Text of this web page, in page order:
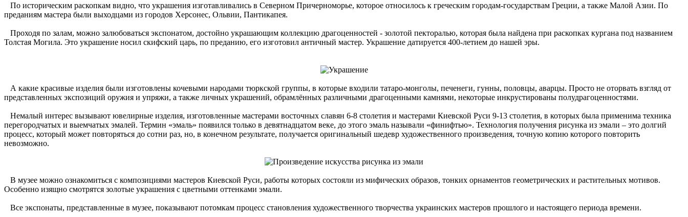
По историческим раскопкам видно, что украшения изготавливались в Северном Причерноморье, которое относилось к греческим городам-государствам Греции, а также Малой Азии. По
преданиям мастера были выходцами из городов Херсонес, Ольвии, Пантикапея.
Проходя по залам, можно залюбоваться экспонатом, достойно украшающим коллекцию драгоценностей - золотой пекторалью, которая была найдена при раскопках кургана под названием
Толстая Могила. Это украшение носил скифский царь, по преданию, его изготовил античный мастер. Украшение датируется 400-летием до нашей эры.
А какие красивые изделия были изготовлены кочевыми народами тюркской группы, в которые входили татаро-монголы, печенеги, гунны, половцы, аварцы. Просто не оторвать взгляд от
представленных экспозиций оружия и упряжи, а также личных украшений, обрамлённых различными драгоценными камнями, некоторые инкрустированы полудрагоценностями.
Немалый интерес вызывают ювелирные изделия, изготовленные мастерами восточных славян 6-8 столетия и мастерами Киевской Руси 9-13 столетия, в которых была применима техника
перегородчатых и выемчатых эмалей. Термин «эмаль» появился только в девятнадцатом веке, до этого эмаль называли «финифтью». Технология получения рисунка из эмали – это долгий
процесс, который может повторяться до сотни раз, но, в конечном результате, получается оригинальный шедевр художественного произведения, точную копию которого повторить
невозможно.
В музее можно ознакомиться с композициями мастеров Киевской Руси, работы которых состояли из мифических образов, тонких орнаментов геометрических и растительных мотивов.
Особенно изящно смотрятся золотые украшения с цветными оттенками эмали.
Все экспонаты, представленные в музее, показывают потомкам процесс становления художественного творчества украинских мастеров прошлого и настоящего периода времени.